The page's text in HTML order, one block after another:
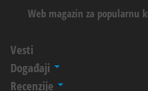
Web magazin za popularnu
Vesti
Događaji
Recenzije